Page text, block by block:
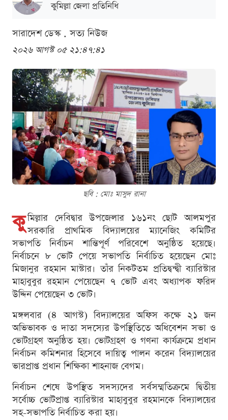
কুমিল্লা জেলা প্রতিনিধি
সারাদেশ ডেস্ক . সত্য নিউজ
২০২৬ আগস্ট ০৫ ২১:৪৭:৪১
ছবি : মোঃ মাসুদ রানা
কু মিল্লার দেবিদ্বার উপজেলার ১৬১নং ছোট আলমপুর
সরকারি প্রাথমিক বিদ্যালয়ের ম্যানেজিং কমিটির
সভাপতি নির্বাচন শান্তিপূর্ণ পরিবেশে অনুষ্ঠিত হয়েছে।
নির্বাচনে ৮ ভোট পেয়ে সভাপতি নির্বাচিত হয়েছেন মোঃ
মিজানুর রহমান মাস্টার। তাঁর নিকটতম প্রতিদ্বন্দ্বী ব্যারিস্টার
মাহাবুবুর রহমান পেয়েছেন ৭ ভোট এবং অধ্যাপক ফরিদ
উদ্দিন পেয়েছেন ৩ ভোট।
মঙ্গলবার (৪ আগস্ট) বিদ্যালয়ের অফিস কক্ষে ২১ জন
অভিভাবক ও দাতা সদস্যের উপস্থিতিতে অধিবেশন সভা ও
ভোটগ্রহণ অনুষ্ঠিত হয়। ভোটগ্রহণ ও গণনা কার্যক্রমে প্রধান
নির্বাচন কমিশনার হিসেবে দায়িত্ব পালন করেন বিদ্যালয়ের
ভারপ্রাপ্ত প্রধান শিক্ষিকা শাহনাজ বেগম।
নির্বাচন শেষে উপস্থিত সদস্যদের সর্বসম্মতিক্রমে দ্বিতীয়
সর্বোচ্চ ভোটপ্রাপ্ত ব্যারিস্টার মাহাবুবুর রহমানকে বিদ্যালয়ের
সহ-সভাপতি নির্বাচিত করা হয়।